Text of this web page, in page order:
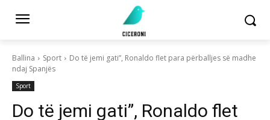
Ballina Sport
Do të jemi gati”, Ronaldo flet para përballjes së madhe
ndaj Spanjës
Sport
Do të jemi gati”, Ronaldo flet